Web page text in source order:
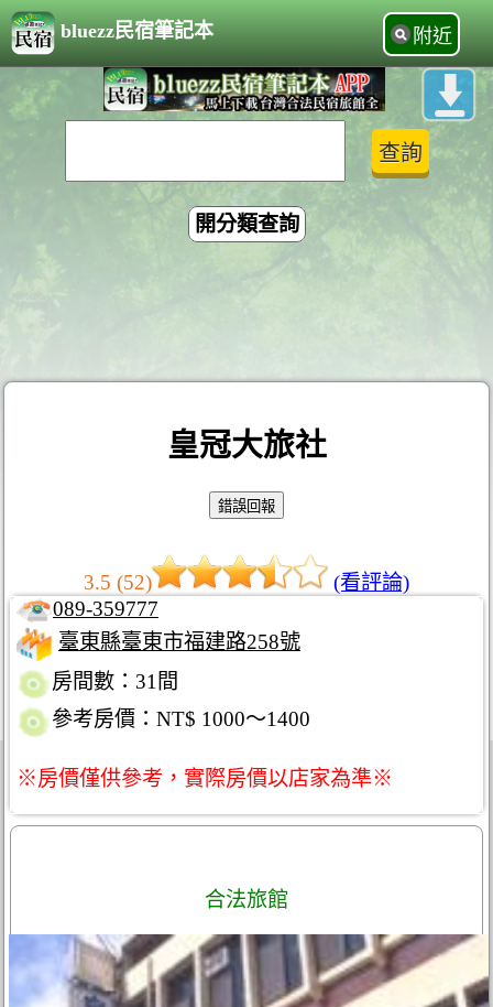
bluezz民宿筆記本 附近
開分類查詢
皇冠大旅社
3.5 (52)
(看評論)
089-359777
臺東縣臺東市福建路258號
房間數：31間
參考房價：NT$ 1000～1400
※房價僅供參考，實際房價以店家為準※
合法旅館